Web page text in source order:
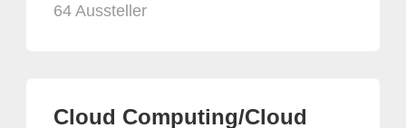
64 Aussteller
Cloud Computing/Cloud